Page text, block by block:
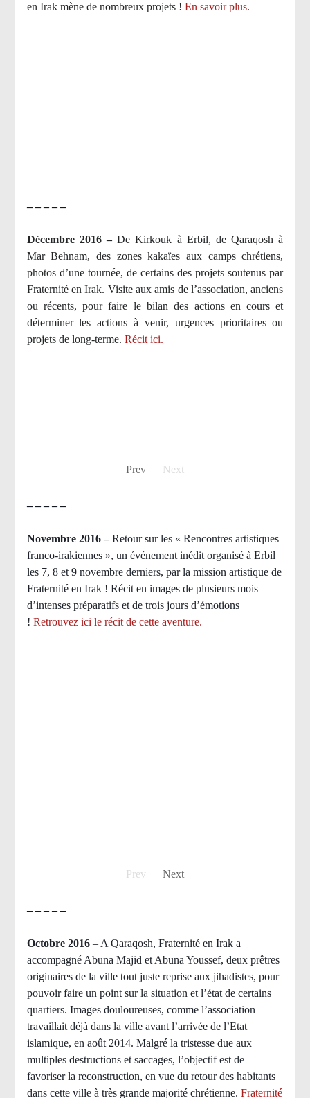
en Irak mène de nombreux projets ! En savoir plus.
– – – – –
Décembre 2016 –De Kirkouk à Erbil, de Qaraqosh à
Mar Behnam, des zones kakaïes aux camps chrétiens,
photos d’une tournée, de certains des projets soutenus par
Fraternité en Irak. Visite aux amis de l’association, anciens
ou récents, pour faire le bilan des actions en cours et
déterminer les actions à venir, urgences prioritaires ou
projets de long-terme. Récit ici.
Prev Next
– – – – –
Novembre 2016 –Retour sur les « Rencontres artistiques
franco-irakiennes », un événement inédit organisé à Erbil
les 7, 8 et 9 novembre derniers, par la mission artistique de
Fraternité en Irak ! Récit en images de plusieurs mois
d’intenses préparatifs et de trois jours d’émotions
! Retrouvez ici le récit de cette aventure.
Prev Next
– – – – –
Octobre 2016 – A Qaraqosh, Fraternité en Irak a
accompagné Abuna Majid et Abuna Youssef, deux prêtres
originaires de la ville tout juste reprise aux jihadistes, pour
pouvoir faire un point sur la situation et l’état de certains
quartiers. Images douloureuses, comme l’association
travaillait déjà dans la ville avant l’arrivée de l’Etat
islamique, en août 2014. Malgré la tristesse due aux
multiples destructions et saccages, l’objectif est de
favoriser la reconstruction, en vue du retour des habitants
dans cette ville à très grande majorité chrétienne. Fraternité